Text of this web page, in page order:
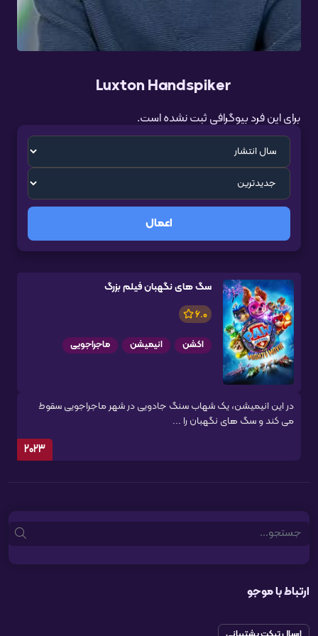
Luxton Handspiker
برای این فرد بیوگرافی ثبت نشده است.
اعمال
سگ های نگهبان فیلم بزرگ
6.0
اکشن انیمیشن ماجراجویی
در این انیمیشن، یک شهاب سنگ جادویی در شهر ماجراجویی سقوط
می کند و سگ های نگهبان را ...
2023
Search
ارتباط با موجو